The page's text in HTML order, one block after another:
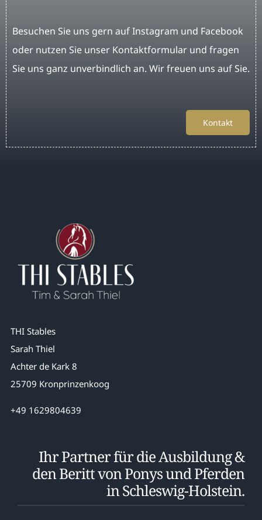
Besuchen Sie uns gern auf Instagram und Facebook
oder nutzen Sie unser Kontaktformular und fragen
Sie uns ganz unverbindlich an. Wir freuen uns auf Sie.
Kontakt
THI Stables
Sarah Thiel
Achter de Kark 8
25709 Kronprinzenkoog
+49 1629804639
Ihr Partner für die Ausbildung &
den Beritt von Ponys und Pferden
in Schleswig-Holstein.